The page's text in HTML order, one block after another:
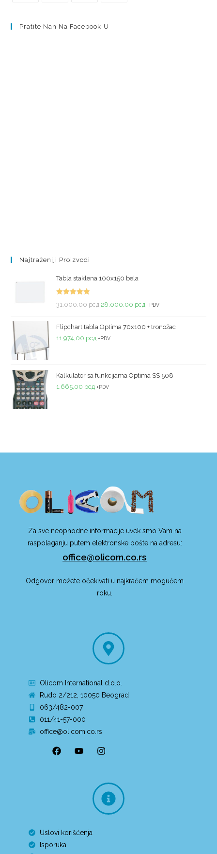
Pratite Nan Na Facebook-U
Najtraženiji Proizvodi
Tabla staklena 100x150 bela
31.000,00рсд 28.000,00 рсд +PDV
Flipchart tabla Optima 70x100 + tronožac
11.974,00 рсд +PDV
Kalkulator sa funkcijama Optima SS 508
1.665,00 рсд +PDV
Za sve neophodne informacije uvek smo Vam na
raspolaganju putem elektronske pošte na adresu:
office@olicom.co.rs
Odgovor možete očekivati u najkraćem mogućem
roku.
Olicom International d.o.o.
Rudo 2/212, 10050 Beograd
063/482-007
011/41-57-000
office@olicom.co.rs
Uslovi korišćenja
Isporuka